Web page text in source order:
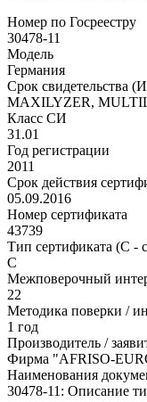
Номер по Госреестру
30478-11
Модель
Германия
Срок свидетельства
MAXILYZER,
Класс СИ
31.01
Год регистрации
2011
Срок действия
05.09.2016
Номер сертификата
43739
Тип сертификата (C -
С
Межповерочный
22
Методика поверки /
1 год
Производитель /
Фирма "AFRISO-
Наименования
30478-11: Описание